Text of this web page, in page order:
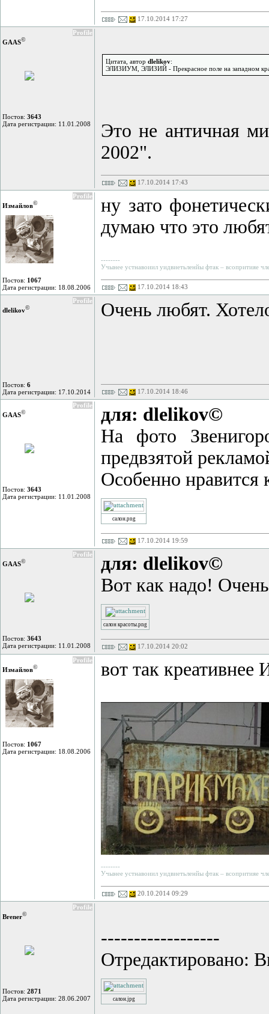
17.10.2014 17:27
Profile
GAAS©
Постов: 3643
Дата регистрации: 11.01.2008
Цитата, автор dlelikov:
ЭЛИЗИУМ, ЭЛИЗИЙ - Прекрасное поле на западном
Это не античная
2002".
17.10.2014 17:43
Profile
Измайлов©
Постов: 1067
Дата регистрации: 18.08.2006
ну зато
думаю что это
--------
Учынее устнавоиил уидвиетьленйы фтак – всопритияе
17.10.2014 18:43
Profile
dlelikov©
Постов: 6
Дата регистрации: 17.10.2014
Очень любят.
17.10.2014 18:46
Profile
GAAS©
Постов: 3643
Дата регистрации: 11.01.2008
для: dlelikov©
На фото
предвзятой
Особенно нравится
салон.png
17.10.2014 19:59
Profile
GAAS©
Постов: 3643
Дата регистрации: 11.01.2008
для: dlelikov©
Вот как надо!
салон красоты.png
17.10.2014 20:02
Profile
Измайлов©
Постов: 1067
Дата регистрации: 18.08.2006
вот так
--------
Учынее устнавоиил уидвиетьленйы фтак – всопритияе
20.10.2014 09:29
Profile
Brener©
Постов: 2871
Дата регистрации: 28.06.2007
------------------
Отредактировано:
салон.jpg